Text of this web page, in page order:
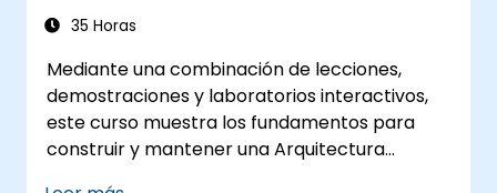
construir un "Lenguaje Ubicuo", definir límites
utilizar bloques constructores específicos
como Entidades, Objetos de Valor y
Agregados. El objetivo es crear arquitecturas
de software flexibles y mantenibles que
permanezcan coherentes con el dominio
35 Horas
Mediante una combinación de lecciones,
demostraciones y laboratorios interactivos,
este curso muestra los fundamentos para
construir y mantener una Arquitectura